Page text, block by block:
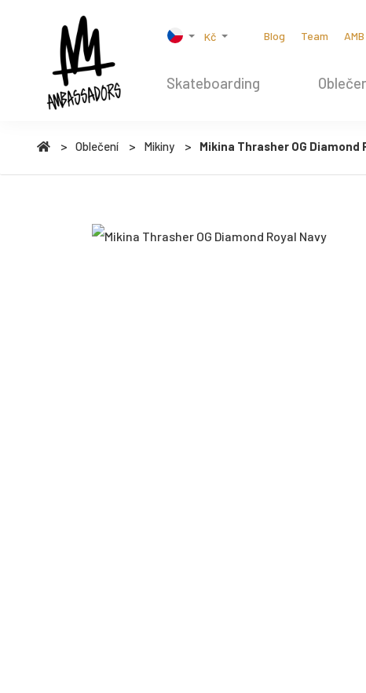
Kč Blog Team
Skateboarding
Oblečení Mikiny Mikina Thrasher OG Diamond